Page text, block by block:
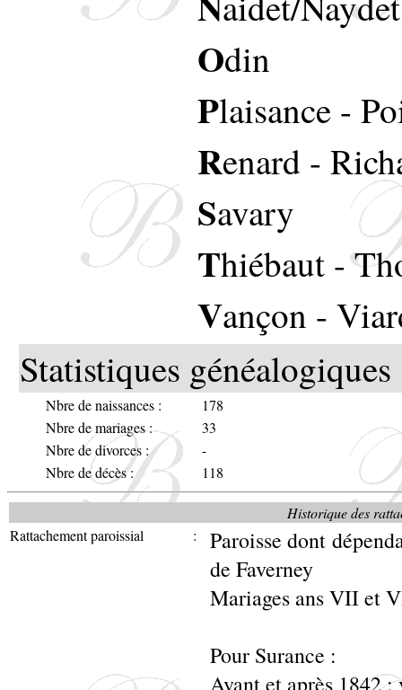
Odin
Plaisance -
Renard -
Savary
Thiébaut -
Vançon -
Statistiques
Nbre de naissances :
178
Nbre de mariages :
33
Nbre de divorces :
-
Nbre de décès :
118
Historique des
Rattachement paroissial
:
Paroisse dont
de Faverney
Mariages ans VII et
Pour Surance :
Avant et après 1842